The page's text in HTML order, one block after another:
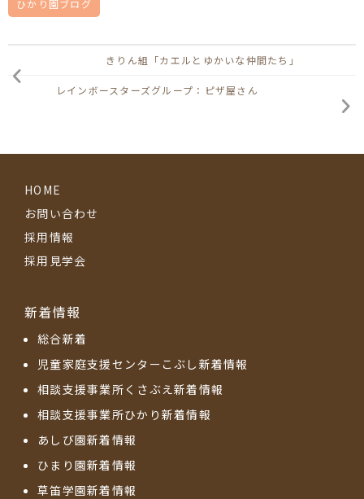
ひかり園ブログ
きりん組「カエルとゆかいな仲間たち」
レインボースターズグループ：ピザ屋さん
HOME
お問い合わせ
採用情報
採用見学会
新着情報
総合新着
児童家庭支援センターこぶし新着情報
相談支援事業所くさぶえ新着情報
相談支援事業所ひかり新着情報
あしび園新着情報
ひまり園新着情報
草笛学園新着情報